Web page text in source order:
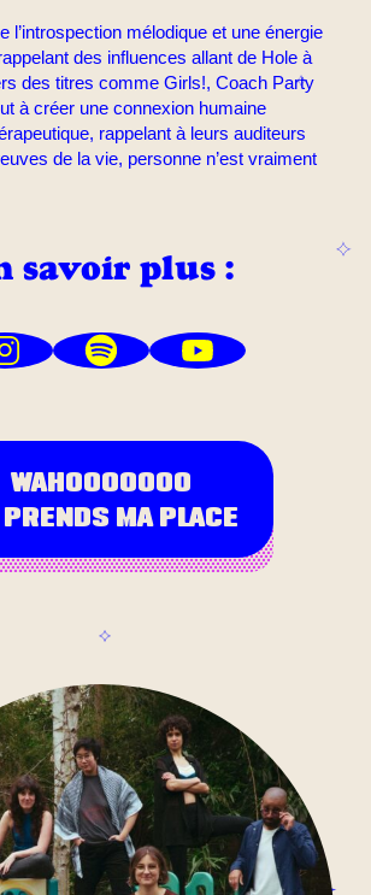
l’introspection mélodique et une énergie
des influences allant de Hole à
des titres comme Girls!, Coach Party
à créer une connexion humaine
rappelant à leurs auditeurs
de la vie, personne n’est vraiment
savoir plus :
WAHOOOOOOO
MA PLACE